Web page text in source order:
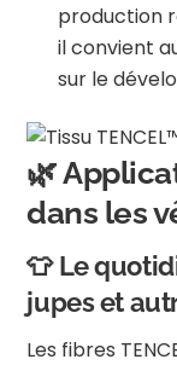
production
il convient
sur le
🌿
dans les
👕 Le
jupes et
Les fibres